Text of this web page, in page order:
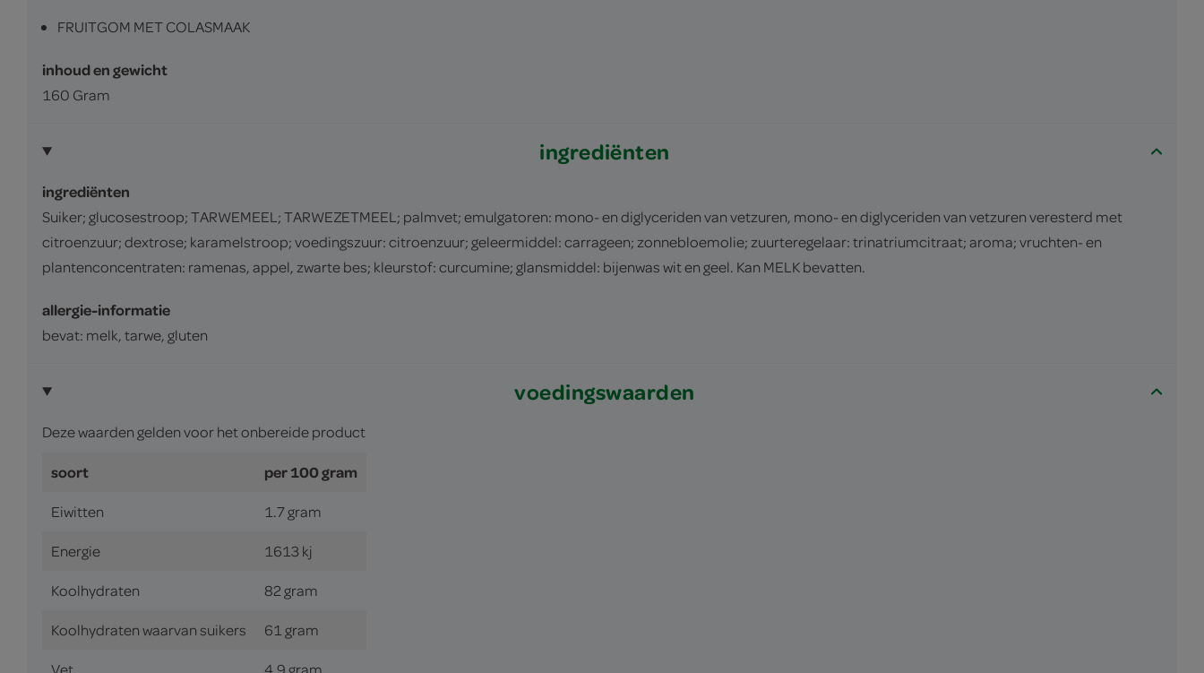
FRUITGOM MET COLASMAAK
inhoud en gewicht
160 Gram
ingrediënten
ingrediënten
Suiker; glucosestroop; TARWEMEEL; TARWEZETMEEL; palmvet; emulgatoren: mono- en diglyceriden van vetzuren, mono- en diglyceriden van vetzuren veresterd met
citroenzuur; dextrose; karamelstroop; voedingszuur: citroenzuur; geleermiddel: carrageen; zonnebloemolie; zuurteregelaar: trinatriumcitraat; aroma; vruchten- en
plantenconcentraten: ramenas, appel, zwarte bes; kleurstof: curcumine; glansmiddel: bijenwas wit en geel. Kan MELK bevatten.
allergie-informatie
bevat: melk, tarwe, gluten
voedingswaarden
Deze waarden gelden voor het onbereide product
soort per 100 gram
Eiwitten 1.7 gram
Energie 1613 kj
Koolhydraten 82 gram
Koolhydraten waarvan suikers 61 gram
Vet 4.9 gram